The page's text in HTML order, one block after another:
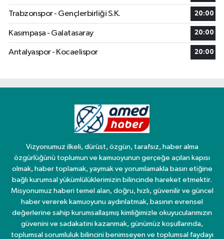
Trabzonspor - Gençlerbirliği S.K. 20:00
Kasımpaşa - Galatasaray 20:00
Antalyaspor - Kocaelispor 20:00
Vizyonumuz ilkeli, dürüst, özgün, tarafsız, haber alma
özgürlüğünü toplumun ve kamuoyunun gerçeğe açılan kapısı
olmak, haber toplamak, yaymak ve yorumlamakla basın etiğine
bağlı kurumsal yükümlülüklerimizin bilincinde hareket etmektir.
Misyonumuz haberi temel alan, doğru, hızlı, güvenilir ve güncel
haber vererek kamuoyunu aydınlatmak, basının evrensel
değerlerine sahip kurumsallaşmış kimliğimizle okuyucularımızın
güvenini ve sadakatini kazanmak, günümüz koşullarında,
toplumsal sorumluluk bilincini benimseyen ve toplumsal faydayı